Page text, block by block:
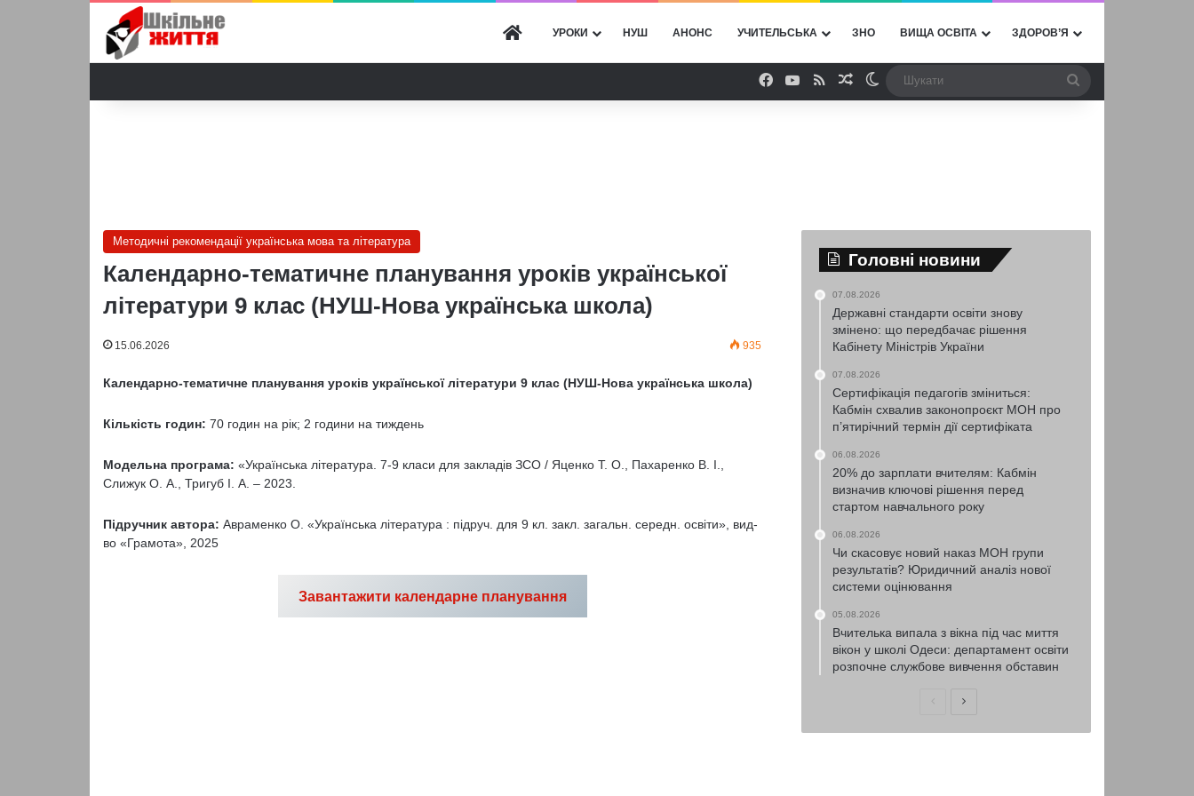
ГОЛОВНА
УРОКИ НУШ АНОНС УЧИТЕЛЬСЬКА ЗНО ВИЩА ОСВІТА ЗДОРОВ’Я
Facebook
YouTube
RSSВипадкова стаття
Switch skin
Методичні рекомендації українська мова та література
Календарно-тематичне планування уроків української
літератури 9 клас (НУШ-Нова українська школа)
15.06.2026 935
Календарно-тематичне планування уроків української літератури 9 клас (НУШ-Нова українська школа)
Кількість годин: 70 годин на рік; 2 години на тиждень
Модельна програма: «Українська література. 7-9 класи для закладів ЗСО / Яценко Т. О., Пахаренко В. І.,
Слижук О. А., Тригуб І. А. – 2023.
Підручник автора: Авраменко О. «Українська література : підруч. для 9 кл. закл. загальн. середн. освіти», вид-
во «Грамота», 2025
Завантажити календарне планування
Головні новини
07.08.2026
Державні стандарти освіти знову
змінено: що передбачає рішення
Кабінету Міністрів України
07.08.2026
Сертифікація педагогів зміниться:
Кабмін схвалив законопроєкт МОН про
п’ятирічний термін дії сертифіката
06.08.2026
20% до зарплати вчителям: Кабмін
визначив ключові рішення перед
стартом навчального року
06.08.2026
Чи скасовує новий наказ МОН групи
результатів? Юридичний аналіз нової
системи оцінювання
05.08.2026
Вчителька випала з вікна під час миття
вікон у школі Одеси: департамент освіти
розпочне службове вивчення обставин
ПопередняНаступна